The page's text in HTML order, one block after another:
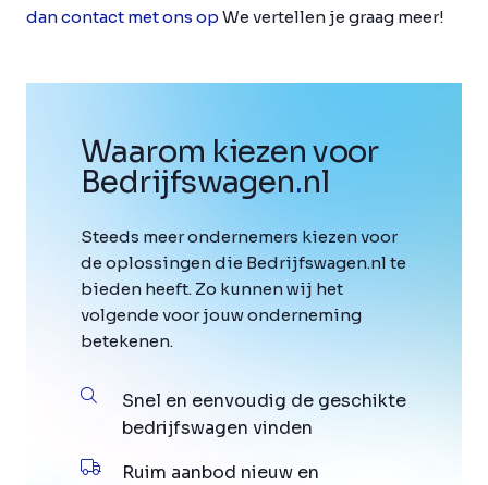
dan contact met ons op We vertellen je graag meer!
Waarom kiezen voor
Bedrijfswagen.nl
Steeds meer ondernemers kiezen voor
de oplossingen die Bedrijfswagen.nl te
bieden heeft. Zo kunnen wij het
volgende voor jouw onderneming
betekenen.
Snel en eenvoudig de geschikte
bedrijfswagen vinden
Ruim aanbod nieuw en